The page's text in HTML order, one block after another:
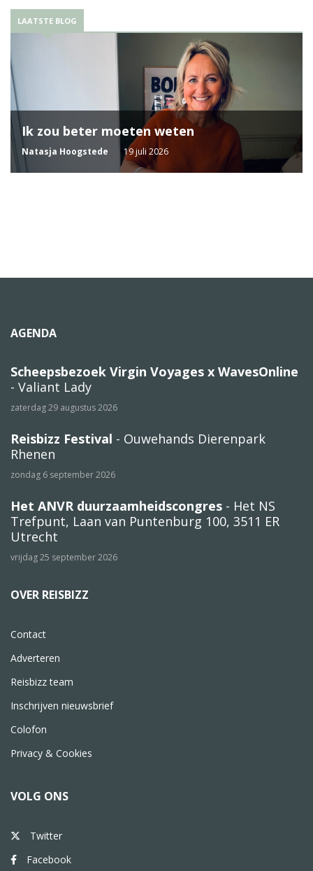
LAATSTE BLOG
Ik zou beter moeten weten
Natasja Hoogstede 19 juli 2026
AGENDA
Scheepsbezoek Virgin Voyages x WavesOnline
- Valiant Lady
zaterdag 29 augustus 2026
Reisbizz Festival - Ouwehands Dierenpark
Rhenen
zondag 6 september 2026
Het ANVR duurzaamheidscongres - Het NS
Trefpunt, Laan van Puntenburg 100, 3511 ER
Utrecht
vrijdag 25 september 2026
OVER REISBIZZ
Contact
Adverteren
Reisbizz team
Inschrijven nieuwsbrief
Colofon
Privacy & Cookies
VOLG ONS
Twitter
Facebook